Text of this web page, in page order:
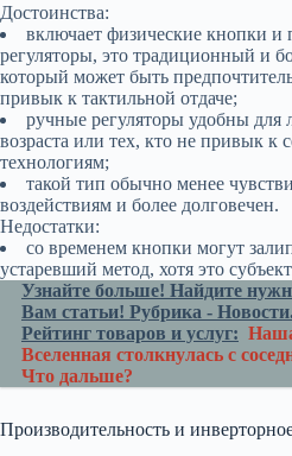
Достоинства:
включает физические кнопки и
регуляторы, это традиционный и
который может быть
привык к тактильной отдаче;
ручные регуляторы удобны для
возраста или тех, кто не привык к
технологиям;
такой тип обычно менее
воздействиям и более долговечен.
Недостатки:
со временем кнопки могут
устаревший метод, хотя это
Узнайте больше! Найдите
Вам статьи! Рубрика -
Рейтинг товаров и услуг:
Вселенная столкнулась с
Что дальше?
Производительность и